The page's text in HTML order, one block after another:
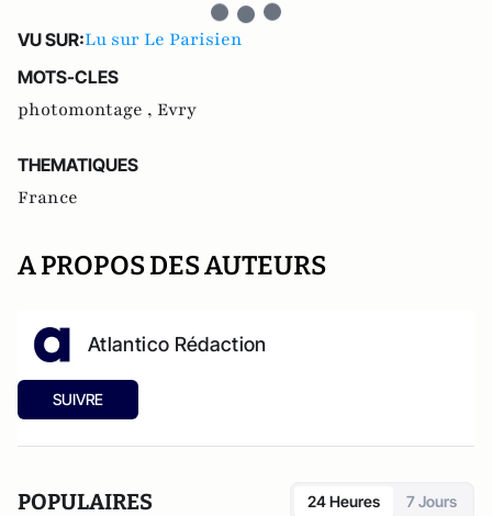
VU SUR:Lu sur Le Parisien
MOTS-CLES
photomontage , Evry
THEMATIQUES
France
A PROPOS DES AUTEURS
Atlantico Rédaction
SUIVRE
POPULAIRES 24 Heures 7 Jours